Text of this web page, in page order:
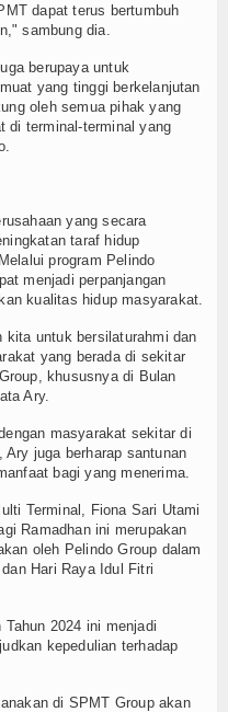
dapat terus bertumbuh
sambung dia.
berupaya untuk
yang tinggi berkelanjutan
oleh semua pihak yang
di terminal-terminal yang
yang secara
taraf hidup
program Pelindo
menjadi perpanjangan
kualitas hidup masyarakat.
kita untuk bersilaturahmi dan
yang berada di sekitar
khususnya di Bulan
Ary.
masyarakat sekitar di
Ary juga berharap santunan
bagi yang menerima.
Terminal, Fiona Sari Utami
Ramadhan ini merupakan
oleh Pelindo Group dalam
Hari Raya Idul Fitri
2024 ini menjadi
kepedulian terhadap
di SPMT Group akan